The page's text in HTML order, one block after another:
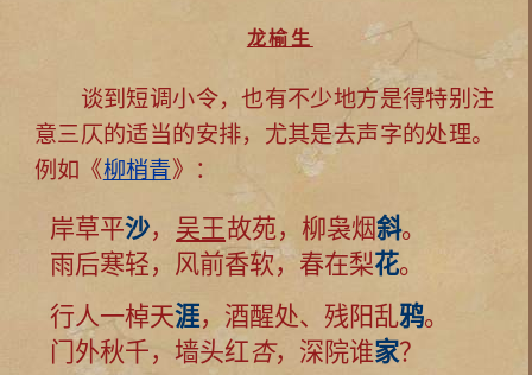
龙榆生
谈到短调小令，也有不少地方是得特别注
意三仄的适当的安排，尤其是去声字的处理。
例如《柳梢青》：
岸草平沙， 吴王故苑，柳袅烟斜。
雨后寒轻，风前香软，春在梨花。
行人一棹天涯，酒醒处、残阳乱鸦。
门外秋千，墙头红
杏，深院谁家？